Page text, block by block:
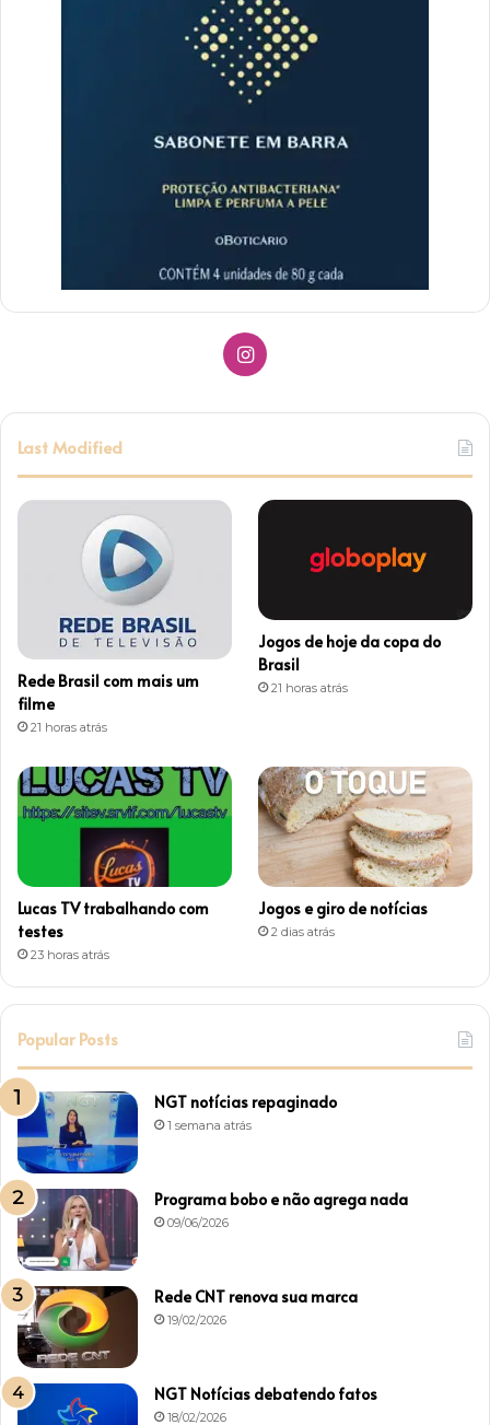
I
t
r
a
Last Modified
Rede Brasil com mais um
filme
21 horas atrás
Jogos de hoje da copa do
Brasil
21 horas atrás
Lucas TV trabalhando com
testes
23 horas atrás
Jogos e giro de notícias
2 dias atrás
Popular Posts
NGT notícias repaginado
1 semana atrás
Programa bobo e não agrega nada
09/06/2026
Rede CNT renova sua marca
19/02/2026
NGT Notícias debatendo fatos
18/02/2026